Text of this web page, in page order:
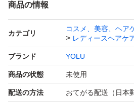
商品の情報
カテゴリ
コスメ、美容、ヘア
レディースヘアケ
ブランド YOLU
商品の状態 未使用
配送の方法 おてがる配送（日本